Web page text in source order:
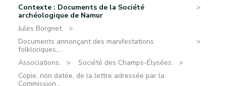
Contexte : Documents de la Société
archéologique de Namur
Jules Borgnet.
Documents annonçant des manifestations
folkloriques,...
Associations.
Société des Champs-Élysées.
Copie, non datée, de la lettre adressée par la
Commission...